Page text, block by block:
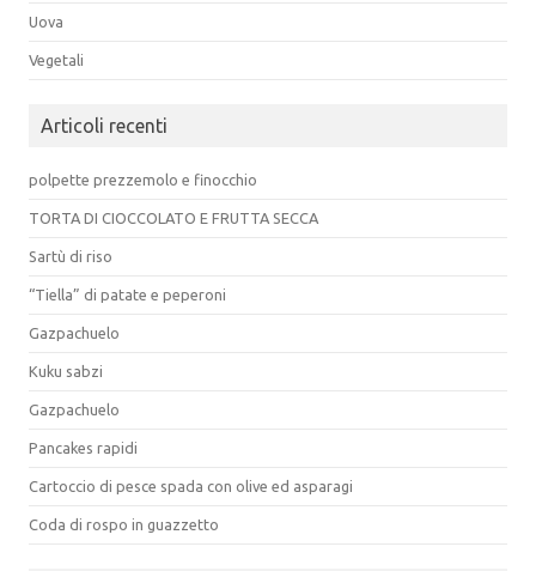
Uova
Vegetali
Articoli recenti
polpette prezzemolo e finocchio
TORTA DI CIOCCOLATO E FRUTTA SECCA
Sartù di riso
“Tiella” di patate e peperoni
Gazpachuelo
Kuku sabzi
Gazpachuelo
Pancakes rapidi
Cartoccio di pesce spada con olive ed asparagi
Coda di rospo in guazzetto